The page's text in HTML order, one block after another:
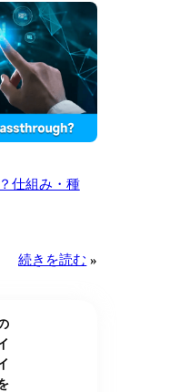
仕組み・種
続きを読む »